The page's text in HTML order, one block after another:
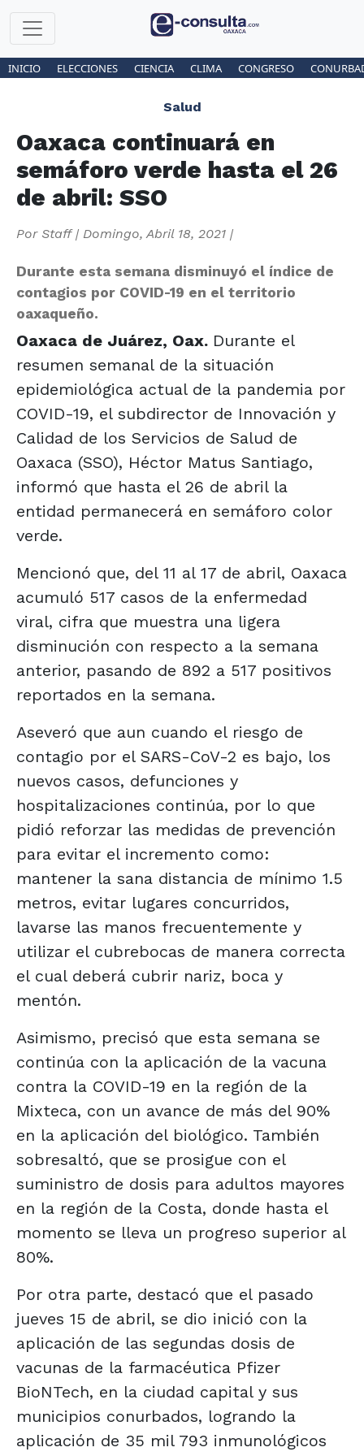
INICIO ELECCIONES CIENCIA CLIMA CONGRESO
Salud
Oaxaca continuará en
semáforo verde hasta el 26
de abril: SSO
Por Staff| Domingo, Abril 18, 2021 |
Durante esta semana disminuyó el índice de
contagios por COVID-19 en el territorio
oaxaqueño.
Oaxaca de Juárez, Oax. Durante el
resumen semanal de la situación
epidemiológica actual de la pandemia por
COVID-19, el subdirector de Innovación y
Calidad de los Servicios de Salud de
Oaxaca (SSO), Héctor Matus Santiago,
informó que hasta el 26 de abril la
entidad permanecerá en semáforo color
verde.
Mencionó que, del 11 al 17 de abril, Oaxaca
acumuló 517 casos de la enfermedad
viral, cifra que muestra una ligera
disminución con respecto a la semana
anterior, pasando de 892 a 517 positivos
reportados en la semana.
Aseveró que aun cuando el riesgo de
contagio por el SARS-CoV-2 es bajo, los
nuevos casos, defunciones y
hospitalizaciones continúa, por lo que
pidió reforzar las medidas de prevención
para evitar el incremento como:
mantener la sana distancia de mínimo 1.5
metros, evitar lugares concurridos,
lavarse las manos frecuentemente y
utilizar el cubrebocas de manera correcta
el cual deberá cubrir nariz, boca y
mentón.
Asimismo, precisó que esta semana se
continúa con la aplicación de la vacuna
contra la COVID-19 en la región de la
Mixteca, con un avance de más del 90%
en la aplicación del biológico. También
sobresaltó, que se prosigue con el
suministro de dosis para adultos mayores
en la región de la Costa, donde hasta el
momento se lleva un progreso superior al
80%.
Por otra parte, destacó que el pasado
jueves 15 de abril, se dio inició con la
aplicación de las segundas dosis de
vacunas de la farmacéutica Pfizer
BioNTech, en la ciudad capital y sus
municipios conurbados, logrando la
aplicación de 35 mil 793 inmunológicos